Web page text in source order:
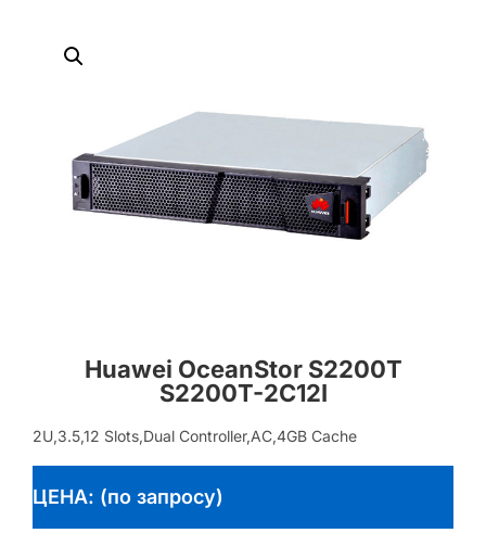
Huawei OceanStor S2200T
S2200T-2C12I
2U,3.5,12 Slots,Dual Controller,AC,4GB Cache
ЦЕНА: (по запросу)